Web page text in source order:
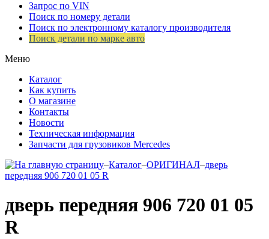
Запрос по VIN
Поиск по номеру детали
Поиск по электронному каталогу производителя
Поиск детали по марке авто
Меню
Каталог
Как купить
О магазине
Контакты
Новости
Техническая информация
Запчасти для грузовиков Mercedes
–Каталог–ОРИГИНАЛ–дверь
передняя 906 720 01 05 R
дверь передняя 906 720 01 05
R